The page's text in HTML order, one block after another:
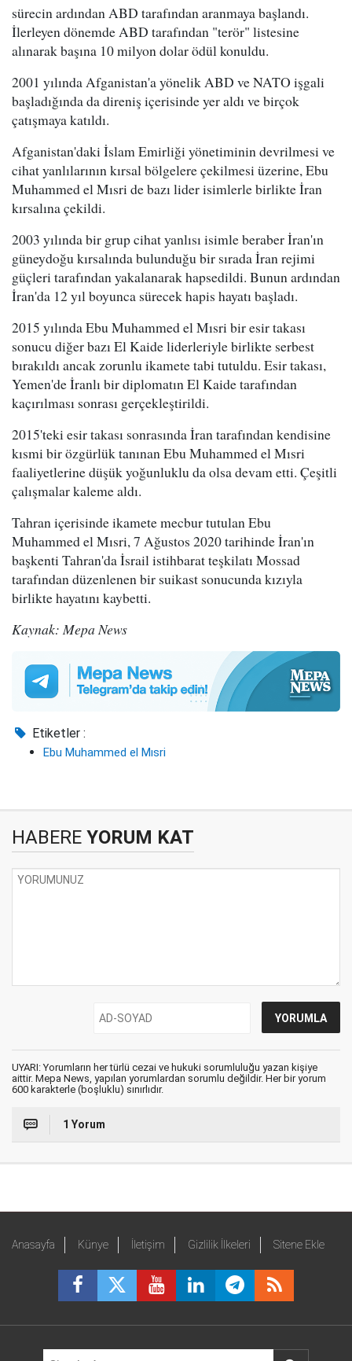
sürecin ardından ABD tarafından aranmaya başlandı.
İlerleyen dönemde ABD tarafından "terör" listesine
alınarak başına 10 milyon dolar ödül konuldu.
2001 yılında Afganistan'a yönelik ABD ve NATO işgali
başladığında da direniş içerisinde yer aldı ve birçok
çatışmaya katıldı.
Afganistan'daki İslam Emirliği yönetiminin devrilmesi ve
cihat yanlılarının kırsal bölgelere çekilmesi üzerine, Ebu
Muhammed el Mısri de bazı lider isimlerle birlikte İran
kırsalına çekildi.
2003 yılında bir grup cihat yanlısı isimle beraber İran'ın
güneydoğu kırsalında bulunduğu bir sırada İran rejimi
güçleri tarafından yakalanarak hapsedildi. Bunun ardından
İran'da 12 yıl boyunca sürecek hapis hayatı başladı.
2015 yılında Ebu Muhammed el Mısri bir esir takası
sonucu diğer bazı El Kaide liderleriyle birlikte serbest
bırakıldı ancak zorunlu ikamete tabi tutuldu. Esir takası,
Yemen'de İranlı bir diplomatın El Kaide tarafından
kaçırılması sonrası gerçekleştirildi.
2015'teki esir takası sonrasında İran tarafından kendisine
kısmi bir özgürlük tanınan Ebu Muhammed el Mısri
faaliyetlerine düşük yoğunluklu da olsa devam etti. Çeşitli
çalışmalar kaleme aldı.
Tahran içerisinde ikamete mecbur tutulan Ebu
Muhammed el Mısri, 7 Ağustos 2020 tarihinde İran'ın
başkenti Tahran'da İsrail istihbarat teşkilatı Mossad
tarafından düzenlenen bir suikast sonucunda kızıyla
birlikte hayatını kaybetti.
Kaynak: Mepa News
Etiketler :
Ebu Muhammed el Mısri
HABERE YORUM KAT
UYARI: Yorumların her türlü cezai ve hukuki sorumluluğu yazan kişiye
aittir. Mepa News, yapılan yorumlardan sorumlu değildir. Her bir yorum
600 karakterle (boşluklu) sınırlıdır.
1 Yorum
Anasayfa Künye İletişim Gizlilik İlkeleri Sitene Ekle